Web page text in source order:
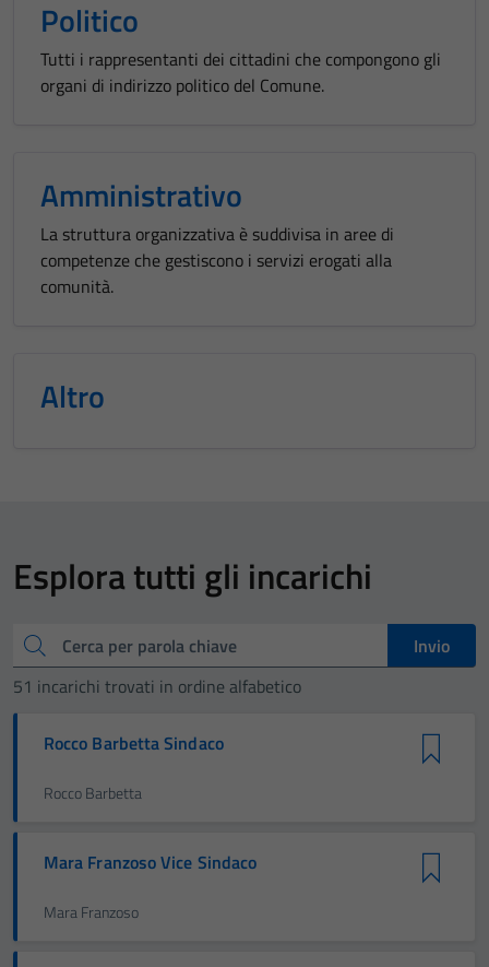
Politico
Tutti i rappresentanti dei cittadini che compongono gli
organi di indirizzo politico del Comune.
Amministrativo
La struttura organizzativa è suddivisa in aree di
competenze che gestiscono i servizi erogati alla
comunità.
Altro
Esplora tutti gli incarichi
Cerca
Invio
51 incarichi trovati in ordine alfabetico
Rocco Barbetta Sindaco
Rocco Barbetta
Mara Franzoso Vice Sindaco
Mara Franzoso